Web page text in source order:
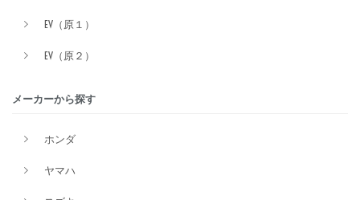
EV（原１）
EV（原２）
メーカーから探す
ホンダ
ヤマハ